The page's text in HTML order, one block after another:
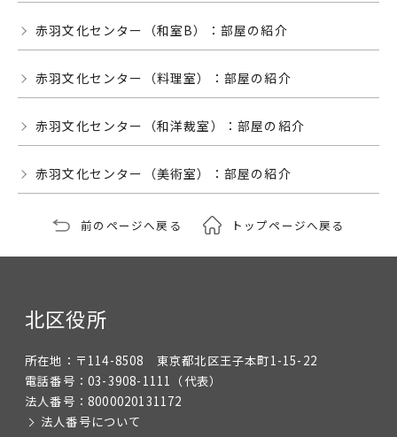
赤羽文化センター（和室B）：部屋の紹介
赤羽文化センター（料理室）：部屋の紹介
赤羽文化センター（和洋裁室）：部屋の紹介
赤羽文化センター（美術室）：部屋の紹介
前のページへ戻る トップページへ戻る
北区役所
所在地： 〒114-8508 東京都北区王子本町1-15-22
電話番号： 03-3908-1111 （代表）
法人番号： 8000020131172
法人番号について